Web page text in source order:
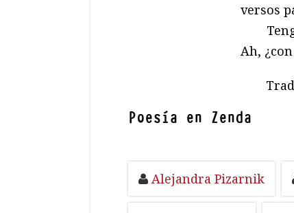
versos
Ah,
Poesía en Zenda
Alejandra Pizarnik